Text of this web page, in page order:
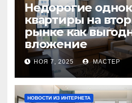
Недорогие
квартиры на
рынке как
вложение
НОЯ 7, 2025 МАСТЕР
НОВОСТИ ИЗ ИНТЕРНЕТА